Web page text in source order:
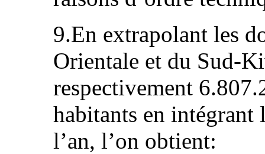
9.En extrapolant les
Orientale et du Sud-
respectivement
habitants en intégrant
l’an, l’on obtient: